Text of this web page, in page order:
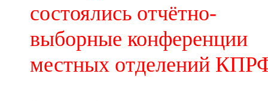
состоялись отчётно-
выборные конференции
местных отделений